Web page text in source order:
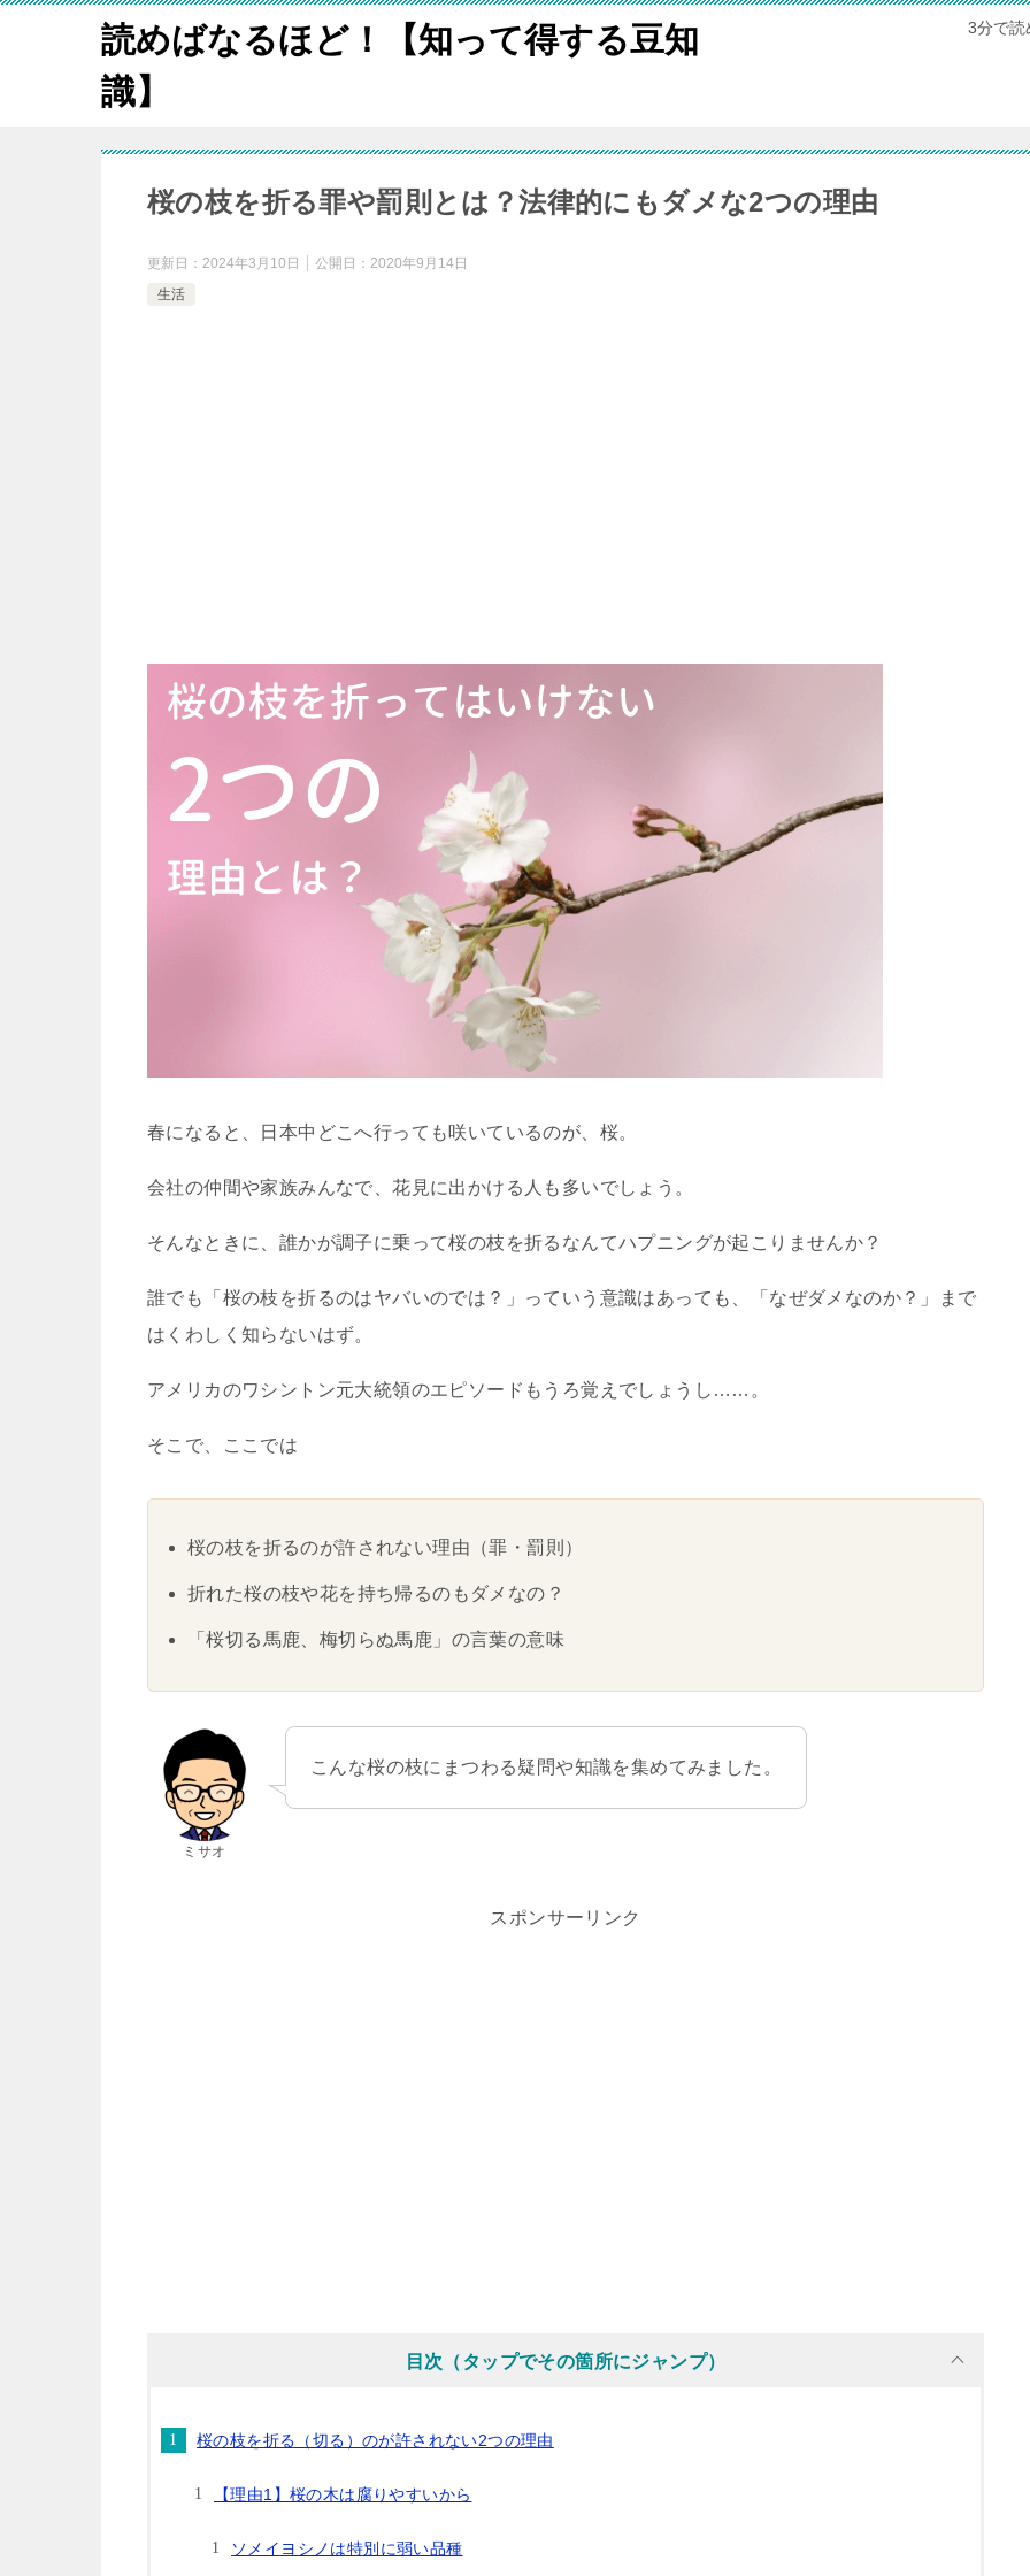
読めばなるほど！【知って得する豆知
識】
3分で読
桜の枝を折る罪や罰則とは？法律的にもダメな2つの理由
更新日： 2024年3月10日 公開日： 2020年9月14日
生活
春になると、日本中どこへ行っても咲いているのが、桜。
会社の仲間や家族みんなで、花見に出かける人も多いでしょう。
そんなときに、誰かが調子に乗って桜の枝を折るなんてハプニングが起こりませんか？
誰でも「桜の枝を折るのはヤバいのでは？」っていう意識はあっても、「なぜダメなのか？」まで
はくわしく知らないはず。
アメリカのワシントン元大統領のエピソードもうろ覚えでしょうし……。
そこで、ここでは
桜の枝を折るのが許されない理由（罪・罰則）
折れた桜の枝や花を持ち帰るのもダメなの？
「桜切る馬鹿、梅切らぬ馬鹿」の言葉の意味
ミサオ
こんな桜の枝にまつわる疑問や知識を集めてみました。
スポンサーリンク
目次（タップでその箇所にジャンプ）
桜の枝を折る（切る）のが許されない2つの理由
【理由1】桜の木は腐りやすいから
ソメイヨシノは特別に弱い品種